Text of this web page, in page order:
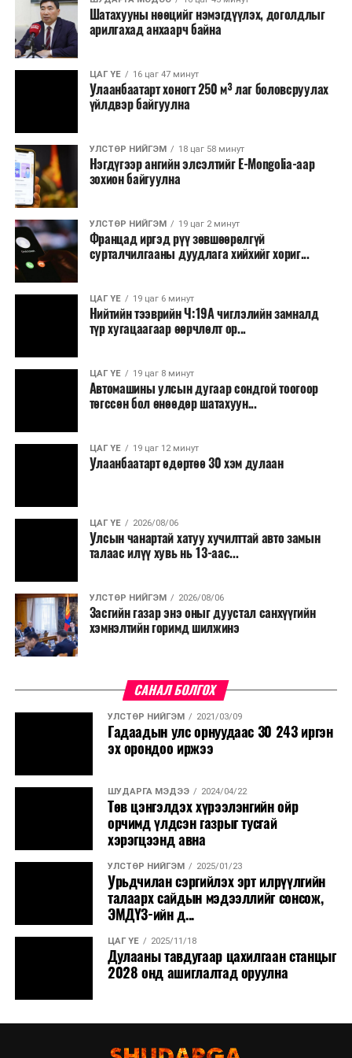
Шатахууны нөөцийг нэмэгдүүлэх, доголдлыг
арилгахад анхаарч байна
ЦАГ ҮЕ 16 цаг 47 минут
Улаанбаатарт хоногт 250 м³ лаг боловсруулах
үйлдвэр байгуулна
УЛСТӨР НИЙГЭМ 18 цаг 58 минут
Нэгдүгээр ангийн элсэлтийг E-Mongolia-аар
зохион байгуулна
УЛСТӨР НИЙГЭМ 19 цаг 2 минут
Францад иргэд рүү зөвшөөрөлгүй
сурталчилгааны дуудлага хийхийг хориг...
ЦАГ ҮЕ 19 цаг 6 минут
Нийтийн тээврийн Ч:19А чиглэлийн замналд
түр хугацаагаар өөрчлөлт ор...
ЦАГ ҮЕ 19 цаг 8 минут
Автомашины улсын дугаар сондгой тоогоор
төгссөн бол өнөөдөр шатахуун...
ЦАГ ҮЕ 19 цаг 12 минут
Улаанбаатарт өдөртөө 30 хэм дулаан
ЦАГ ҮЕ 2026/08/06
Улсын чанартай хатуу хучилттай авто замын
талаас илүү хувь нь 13-аас...
УЛСТӨР НИЙГЭМ 2026/08/06
Засгийн газар энэ оныг дуустал санхүүгийн
хэмнэлтийн горимд шилжинэ
САНАЛ БОЛГОХ
УЛСТӨР НИЙГЭМ 2021/03/09
Гадаадын улс орнуудаас 30 243 иргэн
эх орондоо иржээ
ШУДАРГА МЭДЭЭ 2024/04/22
Төв цэнгэлдэх хүрээлэнгийн ойр
орчимд үлдсэн газрыг тусгай
хэрэгцээнд авна
УЛСТӨР НИЙГЭМ 2025/01/23
Урьдчилан сэргийлэх эрт илрүүлгийн
талаарх сайдын мэдээллийг сонсож,
ЭМДҮЗ-ийн д...
ЦАГ ҮЕ 2025/11/18
Дулааны тавдугаар цахилгаан станцыг
2028 онд ашиглалтад оруулна